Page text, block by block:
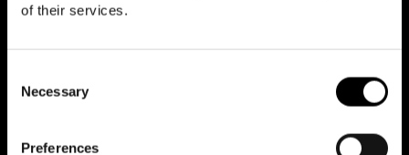
of their services.
Selection
Necessary
Preferences
En magisk musikal om ett
fantastiskt barn
Nästa storslagna musikal landar snart på Svenska